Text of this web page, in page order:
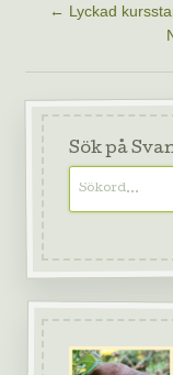
← Lyckad
Sök på